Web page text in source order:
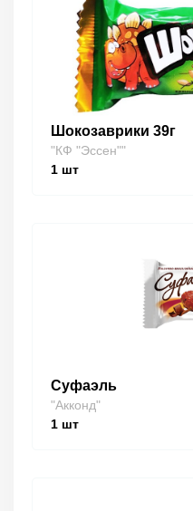
Шокозаврики 39г
"КФ "Эссен""
1 шт
Суфаэль
"Акконд"
1 шт